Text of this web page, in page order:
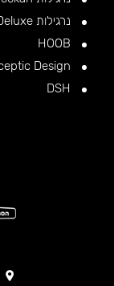
נרגילות Amy Deluxe